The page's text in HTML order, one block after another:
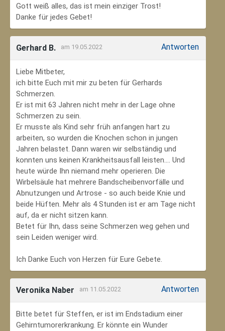
Gott weiß alles, das ist mein einziger Trost!
Danke für jedes Gebet!
Gerhard B. am 19.05.2022 Antworten
Liebe Mitbeter,
ich bitte Euch mit mir zu beten für Gerhards
Schmerzen.
Er ist mit 63 Jahren nicht mehr in der Lage ohne
Schmerzen zu sein.
Er musste als Kind sehr früh anfangen hart zu
arbeiten, so wurden die Knochen schon in jungen
Jahren belastet. Dann waren wir selbständig und
konnten uns keinen Krankheitsausfall leisten.... Und
heute würde Ihn niemand mehr operieren. Die
Wirbelsäule hat mehrere Bandscheibenvorfälle und
Abnutzungen und Artrose - so auch beide Knie und
beide Hüften. Mehr als 4 Stunden ist er am Tage nicht
auf, da er nicht sitzen kann.
Betet für Ihn, dass seine Schmerzen weg gehen und
sein Leiden weniger wird.
Ich Danke Euch von Herzen für Eure Gebete.
Veronika Naber am 11.05.2022 Antworten
Bitte betet für Steffen, er ist im Endstadium einer
Gehirntumorerkrankung. Er könnte ein Wunder